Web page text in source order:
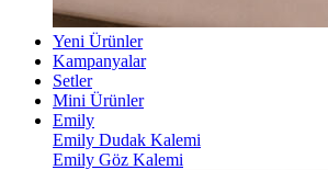
Yeni Ürünler
Kampanyalar
Setler
Mini Ürünler
Emily
Emily Dudak Kalemi
Emily Göz Kalemi